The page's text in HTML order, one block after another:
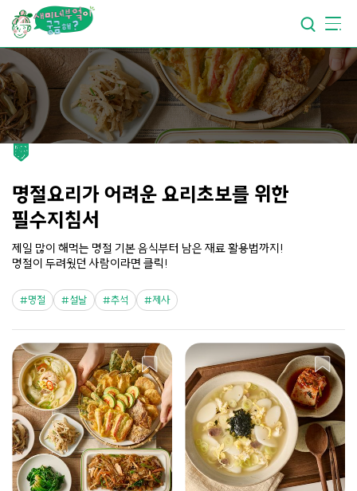
요리가 건강해지는 부엌
요리가쉬워지는 부엌
명절요리가 어려운 요리초보를 위한
필수지침서
제일 많이 해먹는 명절 기본 음식부터 남은 재료 활용법까지!
명절이 두려웠던 사람이라면 클릭!
명절 설날 추석 제사